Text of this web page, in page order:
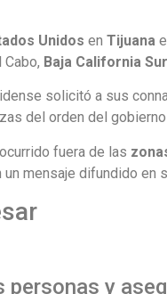
Unidos enTijuana
Baja California Sur
solicitó a sus
del orden del
fuera de las
un mensaje difundido en
personas y